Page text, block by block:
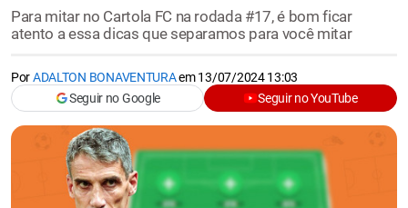
Para mitar no Cartola FC na rodada #17, é bom ficar
atento a essa dicas que separamos para você mitar
PorADALTON BONAVENTURAem13/07/2024 13:03
Seguir no Google
Seguir no YouTube